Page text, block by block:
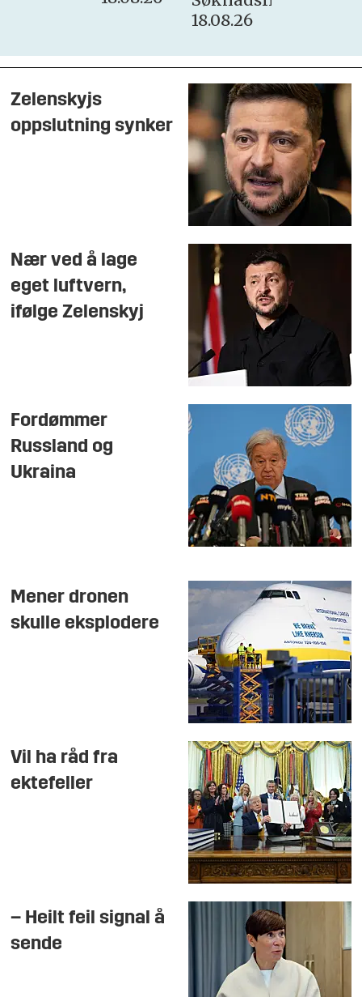
18.08.26
Zelenskyjs
oppslutning synker
Nær ved å lage
eget luftvern,
ifølge Zelenskyj
Fordømmer
Russland og
Ukraina
Mener dronen
skulle eksplodere
Vil ha råd fra
ektefeller
– Heilt feil signal å
sende